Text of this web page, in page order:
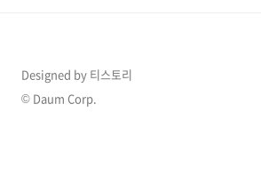
Designed by 티스토리
© Daum Corp.